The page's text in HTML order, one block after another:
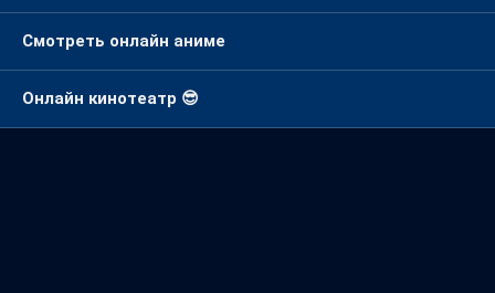
Смотреть онлайн аниме
Онлайн кинотеатр 😎